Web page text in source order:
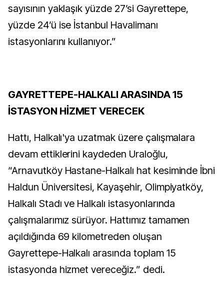
sayısının yaklaşık yüzde 27’si Gayrettepe,
yüzde 24’ü ise İstanbul Havalimanı
istasyonlarını kullanıyor.”
GAYRETTEPE-HALKALI ARASINDA 15
İSTASYON HİZMET VERECEK
Hattı, Halkalı'ya uzatmak üzere çalışmalara
devam ettiklerini kaydeden Uraloğlu,
“Arnavutköy Hastane-Halkalı hat kesiminde İbni
Haldun Üniversitesi, Kayaşehir, Olimpiyatköy,
Halkalı Stadı ve Halkalı istasyonlarında
çalışmalarımız sürüyor. Hattımız tamamen
açıldığında 69 kilometreden oluşan
Gayrettepe-Halkalı arasında toplam 15
istasyonda hizmet vereceğiz.” dedi.